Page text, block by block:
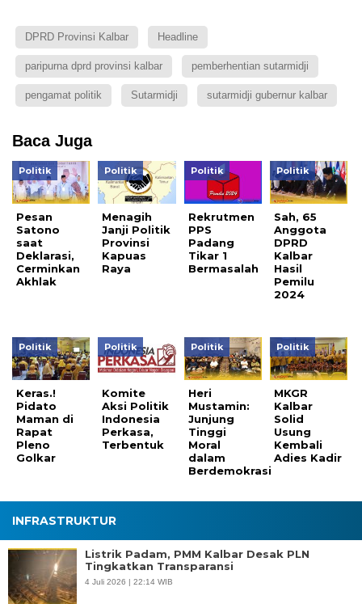
DPRD Provinsi Kalbar Headline
paripurna dprd provinsi kalbar pemberhentian sutarmidji
pengamat politik Sutarmidji sutarmidji gubernur kalbar
Baca Juga
Politik
Pesan
Satono
saat
Deklarasi,
Cerminkan
Akhlak
Politik
Menagih
Janji Politik
Provinsi
Kapuas
Raya
Politik
Rekrutmen
PPS
Padang
Tikar 1
Bermasalah
Politik
Sah, 65
Anggota
DPRD
Kalbar
Hasil
Pemilu
2024
Politik
Keras.!
Pidato
Maman di
Rapat
Pleno
Golkar
Politik
Komite
Aksi Politik
Indonesia
Perkasa,
Terbentuk
Politik
Heri
Mustamin:
Junjung
Tinggi
Moral
dalam
Berdemokrasi
Politik
MKGR
Kalbar
Solid
Usung
Kembali
Adies Kadir
INFRASTRUKTUR
Listrik Padam, PMM Kalbar Desak PLN
Tingkatkan Transparansi
4 Juli 2026 | 22:14 WIB